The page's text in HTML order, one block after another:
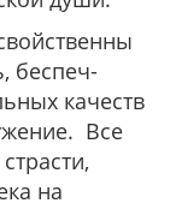
беспеч-
качеств
Все
на